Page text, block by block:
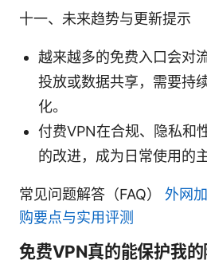
十一、未来趋势与更新提示
越来越多的免费入口会对
投放或数据共享，需要持
化。
付费VPN在合规、隐私和
的改进，成为日常使用的
常见问题解答（FAQ） 外网
购要点与实用评测
免费VPN真的能保护我的